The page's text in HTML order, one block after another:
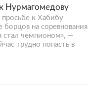
Нурмагомедову
к Хабибу
на соревнования
чемпионом», —
трудно попасть в